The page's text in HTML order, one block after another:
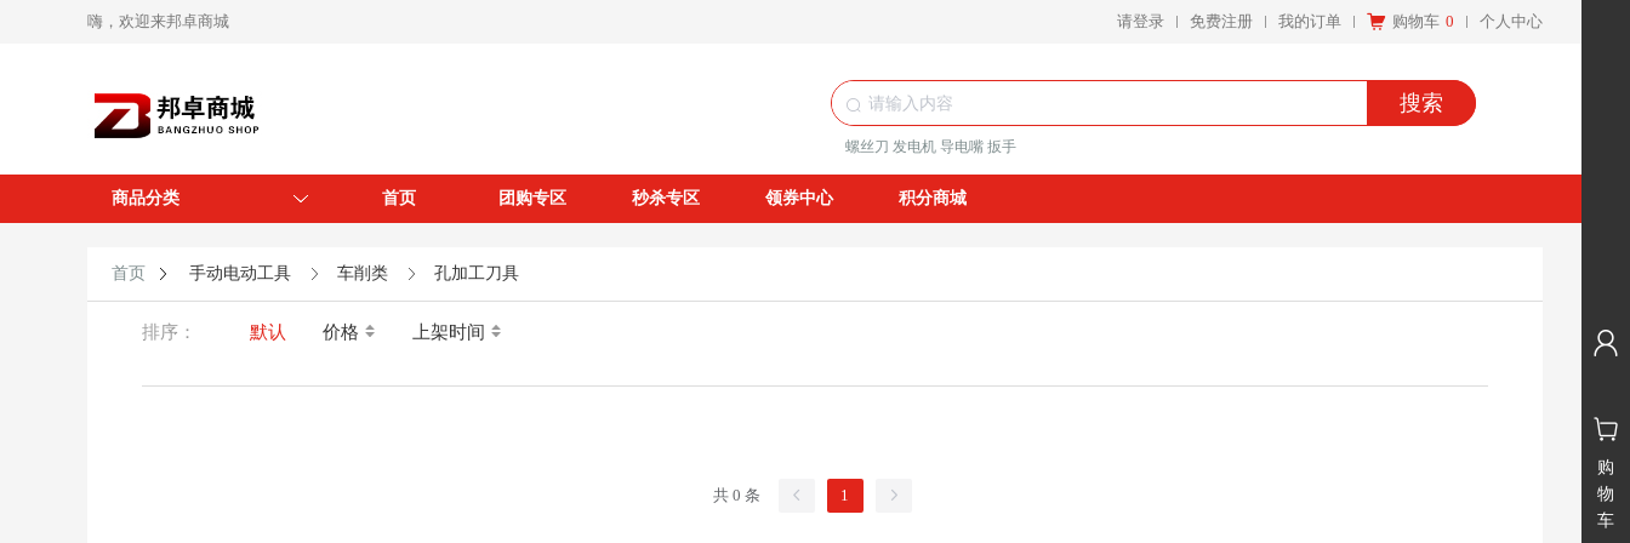
嗨，欢迎来邦卓商城 请登录 免费注册 我的订单 购物车 0 个人中心
搜索
螺丝刀 发电机 导电嘴 扳手
商品分类 首页 团购专区 秒杀专区 领券中心 积分商城
购
物
车
首页 手动电动工具 车削类 孔加工刀具
排序： 默认 价格 上架时间
共 0 条 1